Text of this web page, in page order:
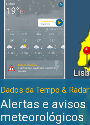
Dados da Tempo & Radar
Alertas e avisos
meteorológicos